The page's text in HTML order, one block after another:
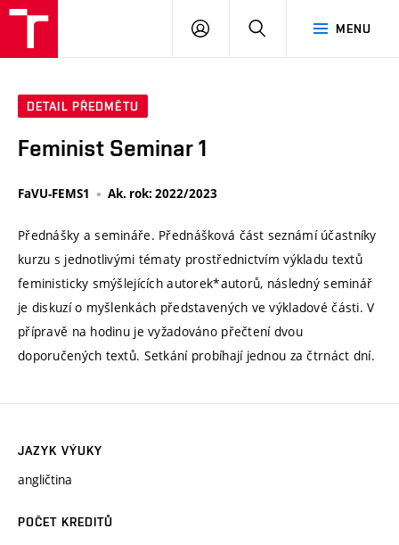
MENU
PŘIHLÁSIT
DETAIL PŘEDMĚTU
Feminist Seminar 1
FaVU-FEMS1 Ak. rok: 2022/2023
Přednášky a semináře. Přednášková část seznámí účastníky
kurzu s jednotlivými tématy prostřednictvím výkladu textů
feministicky smýšlejících autorek*autorů, následný seminář
je diskuzí o myšlenkách představených ve výkladové části. V
přípravě na hodinu je vyžadováno přečtení dvou
doporučených textů. Setkání probíhají jednou za čtrnáct dní.
JAZYK VÝUKY
angličtina
POČET KREDITŮ